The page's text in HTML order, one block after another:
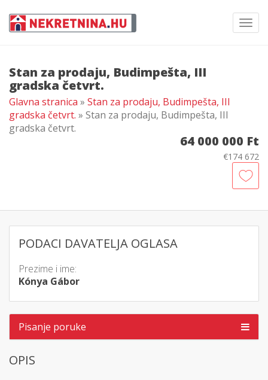
Stan za prodaju, Budimpešta, III
gradska četvrt.
Glavna stranica » Stan za prodaju, Budimpešta, III
gradska četvrt. » Stan za prodaju, Budimpešta, III
gradska četvrt.
64 000 000 Ft
€174 672
PODACI DAVATELJA OGLASA
Prezime i ime:
Kónya Gábor
Pisanje poruke
OPIS